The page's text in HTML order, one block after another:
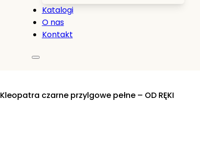
Katalogi
O nas
Kontakt
Kleopatra czarne przylgowe pełne – OD RĘKI